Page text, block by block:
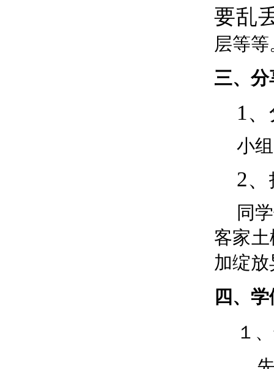
要乱
层等等
三、分
1
小
2、
同
客家
加绽
四、学
１、